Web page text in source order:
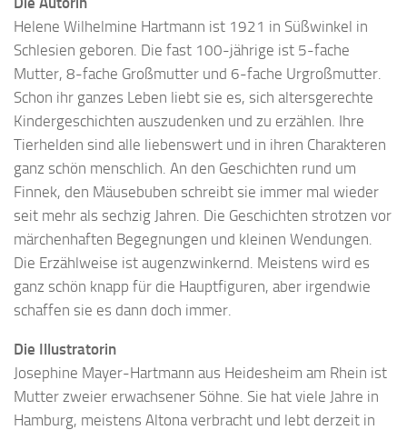
Helene Wilhelmine Hartmann ist 1921 in Süßwinkel in
Schlesien geboren. Die fast 100-jährige ist 5-fache
Mutter, 8-fache Großmutter und 6-fache Urgroßmutter.
Schon ihr ganzes Leben liebt sie es, sich altersgerechte
Kindergeschichten auszudenken und zu erzählen. Ihre
Tierhelden sind alle liebenswert und in ihren Charakteren
ganz schön menschlich. An den Geschichten rund um
Finnek, den Mäusebuben schreibt sie immer mal wieder
seit mehr als sechzig Jahren. Die Geschichten strotzen vor
märchenhaften Begegnungen und kleinen Wendungen.
Die Erzählweise ist augenzwinkernd. Meistens wird es
ganz schön knapp für die Hauptfiguren, aber irgendwie
schaffen sie es dann doch immer.
Die Illustratorin
Josephine Mayer-Hartmann aus Heidesheim am Rhein ist
Mutter zweier erwachsener Söhne. Sie hat viele Jahre in
Hamburg, meistens Altona verbracht und lebt derzeit in